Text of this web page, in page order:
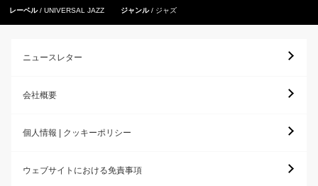
レーベル UNIVERSAL JAZZ ジャンル ジャズ
ニュースレター
会社概要
個人情報 | クッキーポリシー
ウェブサイトにおける免責事項